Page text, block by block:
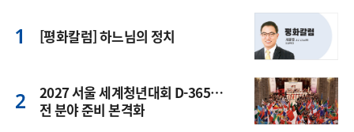
[평화칼럼] 하느님의 정치
2027 서울 세계청년대회 D-365…
전 분야 준비 본격화